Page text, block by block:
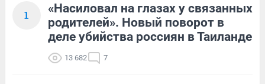
1
«Насиловал на глазах у связанных
родителей». Новый поворот в
деле убийства россиян в Таиланде
13 682 7